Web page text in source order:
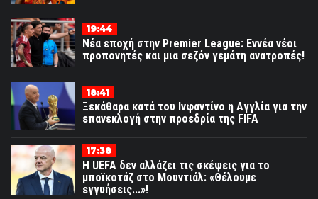
19:44
Νέα εποχή στην Premier League: Εννέα νέοι
προπονητές και μια σεζόν γεμάτη ανατροπές!
18:41
Ξεκάθαρα κατά του Ινφαντίνο η Αγγλία για την
επανεκλογή στην προεδρία της FIFA
17:38
Η UEFA δεν αλλάζει τις σκέψεις για το
μποϊκοτάζ στο Μουντιάλ: «Θέλουμε
εγγυήσεις...»!